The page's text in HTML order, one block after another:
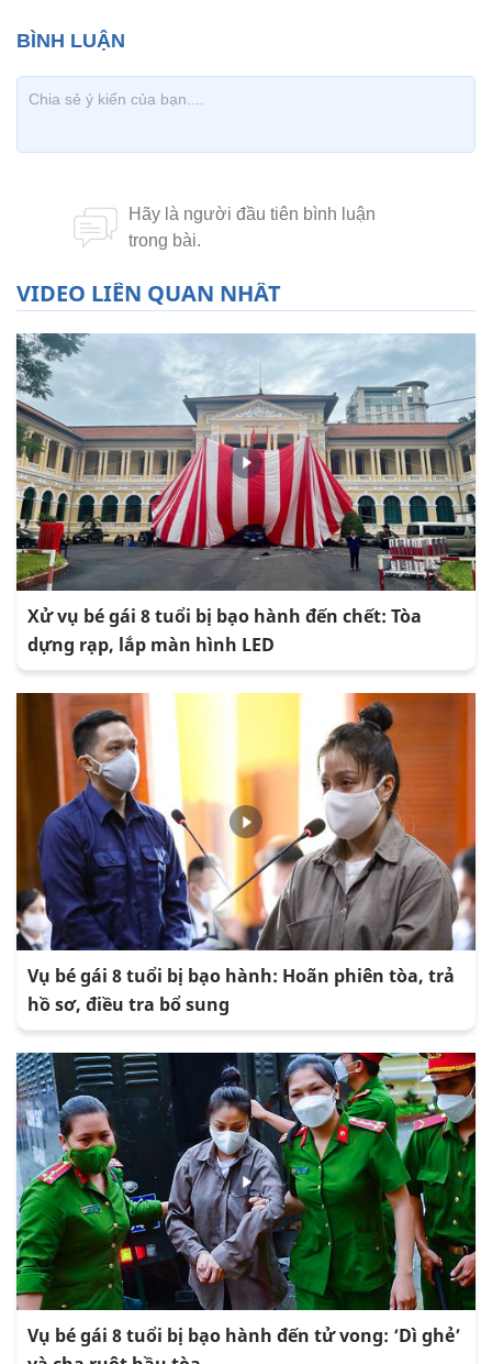
VIDEO LIÊN QUAN NHẤT
Xử vụ bé gái 8 tuổi bị bạo hành đến chết: Tòa
dựng rạp, lắp màn hình LED
Vụ bé gái 8 tuổi bị bạo hành: Hoãn phiên tòa, trả
hồ sơ, điều tra bổ sung
Vụ bé gái 8 tuổi bị bạo hành đến tử vong: ‘Dì ghẻ’